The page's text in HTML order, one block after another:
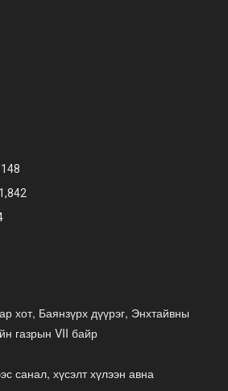
хот, Баянзүрх дүүрэг, Энхтайвны
газрын VII байр
санал, хүсэлт хүлээн авна